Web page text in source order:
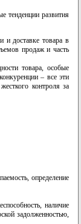
тенденции развития
и доставке товара в
продаж и часть
товара, особые
– все эти
контроля за
определение
наличие
задолженностью,